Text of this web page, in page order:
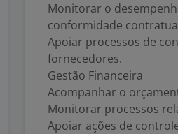
Monitorar o
conformidade
Apoiar processos de
fornecedores.
Gestão Financeira
Acompanhar o
Monitorar processos
Apoiar ações de